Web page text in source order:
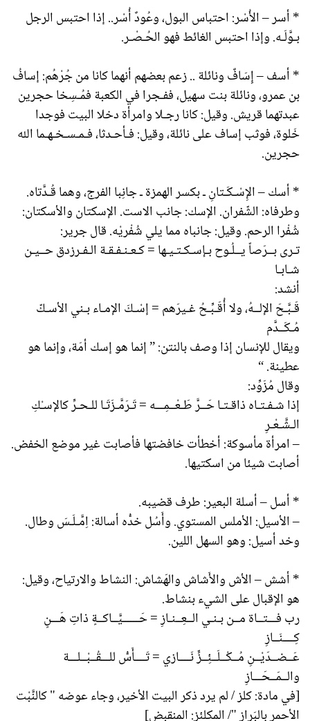
* أسر – الأُسْر: احتباس البول، وعُودٌ أُسْر.. إذا احتبس الرجل
بـوَّلَـه. وإذا احتبس الغائط فهو الحُـصْـر.
* أسف – إِسَافٌ ونائلة .. زعم بعضهم أنهما كانا من جُرْهُم: إسافُ
بن عمرو، ونائلة بنت سهيل، ففـجرا في الكعبة فمُـسِخا حجرين
عبدتهما قريش. وقيل: كانا رجـلا وامرأة دخلا البيت فوجدا
خَلوة، فوثب إساف على نائلة، وقيل: فـأحـدثا، فـمـسـخـهـما الله
حجرين.
* أسك – الإِسْـكَـتانِ ـ بكسر الهمزة ـ جانِبا الفرج، وهما قُـدَّتاه.
وطرفاه: الشّفران. الإسك: جانب الاست. الإسكتان والأسكتان:
شُفْرا الرحم. وقيل: جانباه مما يلي شُفْريْه. قال جرير:
تـرى بــرَصاً يــلُـوح بـإسـكـتـيـها = كـعـنـفـقـة الـفـرزدق حــيـن
شـابـا
أنشد:
قَـبَّـحَ الإلــهُ، ولا أُقَـبِّـحُ غـيرَهم = إسْـكَ الإمـاء بـني الأسـكّ
مُـكَــدَّم
ويقال للإنسان إذا وصف بالنتن: ” إنما هو إسك أمَة، وإنما هو
عطينة. “
وقال مُزَوِّد:
إذا شـفـتـاه ذاقـتـا حَــرَّ طَـعْــمِـــه = تَـرَمَّـزَتَـا للـحـرِّ كالإسـْكِ
الـشَّـعْـرِ
– امرأة مأسوكة: أخطأت خافضتها فأصابت غير موضع الخفض.
أصابت شيئا من اسكتيها.
* أسل – أسلة البعير: طرف قضيبه.
– الأسيل: الأملس المستوي. وأَسُل خدُّه أسالة: اِمَّـلَـسَ وطال.
وخد أسيل: وهو السهل اللين.
* أشش – الأش والأَشاش والهَشاش: النشاط والارتياح، وقيل:
هو الإقبال على الشيء بنشاط.
رب فـــتــاة مــن بـنـي الــعِــنـازِ = حَــــــيَّــاكــةٍ ذاتِ هَـــنٍ
كِــــنَــازِ
عَــضــدَيْــنِ مُــكْــلَــئِــزٍّ نَــــازي = تَــــأَسُّ للـــقُــبْــلـــة
والــمَــحَـــازِ
[في مادة: كلز / لم يرد ذكر البيت الأخير، وجاء عوضه " كالنَّبْت
الأحمر بالبَرازِ "/ المكلئز: المنقبِض]